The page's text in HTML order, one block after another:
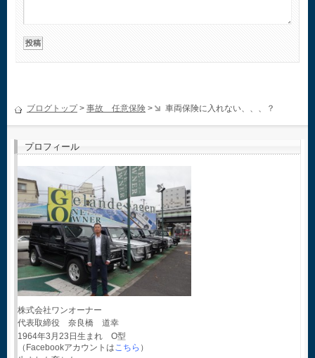
ブログトップ> 事故 任意保険 > 車両保険に入れない、、、？
プロフィール
株式会社ワンオーナー
代表取締役 奈良橋 道幸
1964年3月23日生まれ O型
（Facebookアカウントはこちら ）